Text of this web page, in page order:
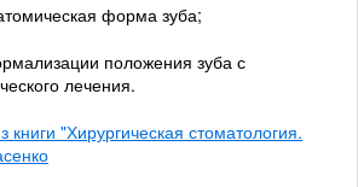
форма зуба;
положения зуба с
лечения.
книги "Хирургическая стоматология.